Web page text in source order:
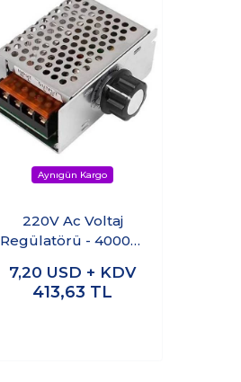
220V Ac Voltaj
Regülatörü - 4000W
Devresi
7,20 USD + KDV
413,63 TL